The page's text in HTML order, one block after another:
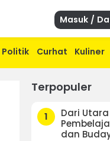
Masuk /
Politik Curhat Kuliner
Terpopuler
1
Dari
dan